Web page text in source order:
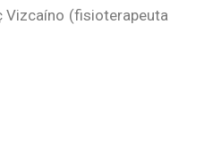
Vizcaíno (fisioterapeuta